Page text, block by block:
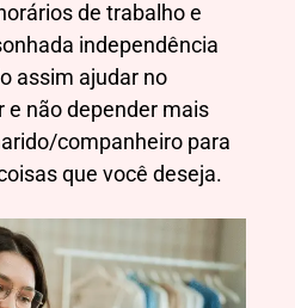
de trabalho e
independência
assim ajudar no
não depender mais
companheiro para
que você deseja.